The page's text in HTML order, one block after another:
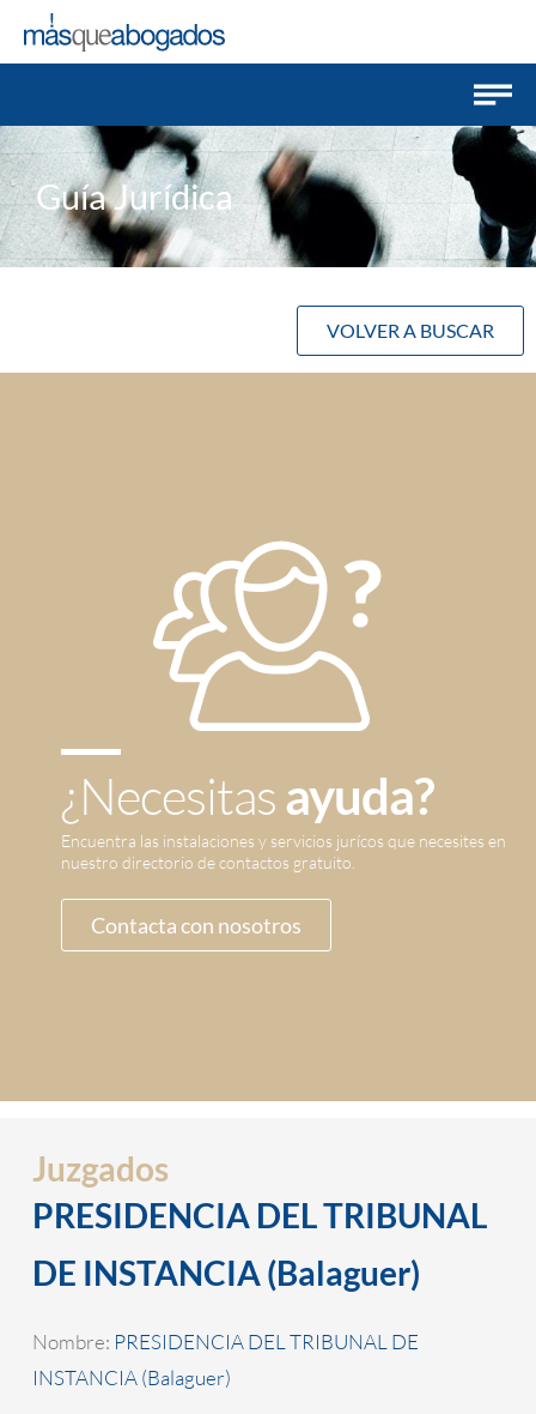
Guía Jurídica
VOLVER A BUSCAR
¿Necesitasayuda?
Encuentra las instalaciones y servicios jurícos que necesites en
nuestro directorio de contactos gratuito.
Contacta con nosotros
Juzgados
PRESIDENCIA DEL TRIBUNAL
DE INSTANCIA (Balaguer)
Nombre: PRESIDENCIA DEL TRIBUNAL DE
INSTANCIA (Balaguer)